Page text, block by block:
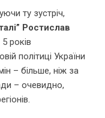
ту зустріч,
Ростислав
років
політиці України
– більше, ніж за
– очевидно,